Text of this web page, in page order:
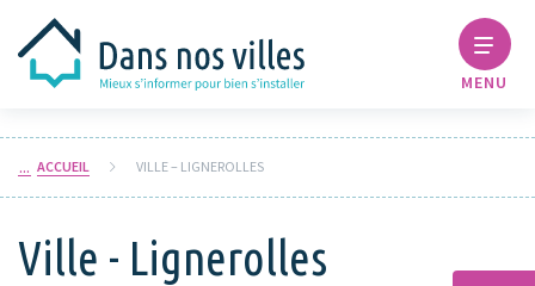
MENU
ACCUEIL VILLE – LIGNEROLLES
Ville - Lignerolles